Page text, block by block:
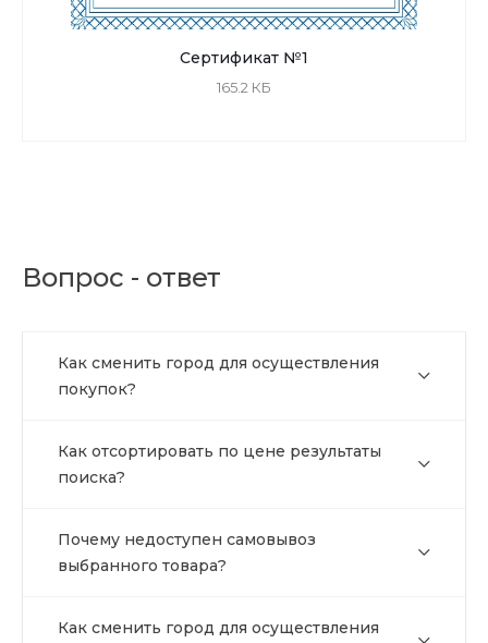
Сертификат №1
165.2 КБ
Вопрос - ответ
Как сменить город для осуществления
покупок?
Как отсортировать по цене результаты
поиска?
Почему недоступен самовывоз
выбранного товара?
Как сменить город для осуществления